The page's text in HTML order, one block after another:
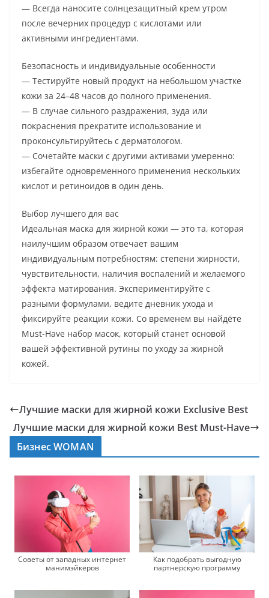
— Всегда наносите солнцезащитный крем утром
после вечерних процедур с кислотами или
активными ингредиентами.
Безопасность и индивидуальные особенности
— Тестируйте новый продукт на небольшом участке
кожи за 24–48 часов до полного применения.
— В случае сильного раздражения, зуда или
покраснения прекратите использование и
проконсультируйтесь с дерматологом.
— Сочетайте маски с другими активами умеренно:
избегайте одновременного применения нескольких
кислот и ретиноидов в один день.
Выбор лучшего для вас
Идеальная маска для жирной кожи — это та, которая
наилучшим образом отвечает вашим
индивидуальным потребностям: степени жирности,
чувствительности, наличия воспалений и желаемого
эффекта матирования. Экспериментируйте с
разными формулами, ведите дневник ухода и
фиксируйте реакции кожи. Со временем вы найдёте
Must-Have набор масок, который станет основой
вашей эффективной рутины по уходу за жирной
кожей.
Лучшие маски для жирной кожи Exclusive Best
Лучшие маски для жирной кожи Best Must-Have
Бизнес WOMAN
Советы от западных интернет
манимэйкеров
Как подобрать выгодную
партнерскую программу